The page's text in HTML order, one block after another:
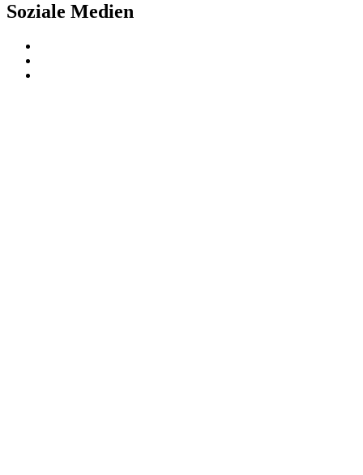
Soziale Medien